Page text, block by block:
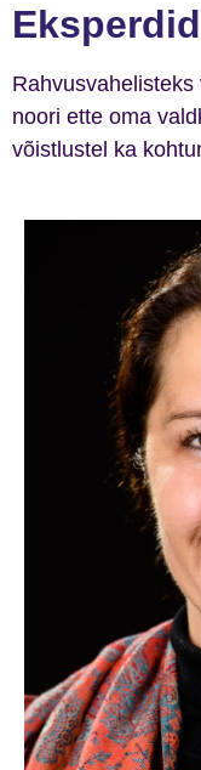
Eksperdid
noori ette oma
võistlustel ka